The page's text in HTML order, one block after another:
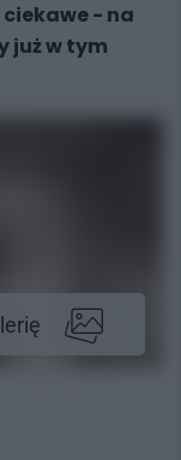
ciekawe - na
już w tym